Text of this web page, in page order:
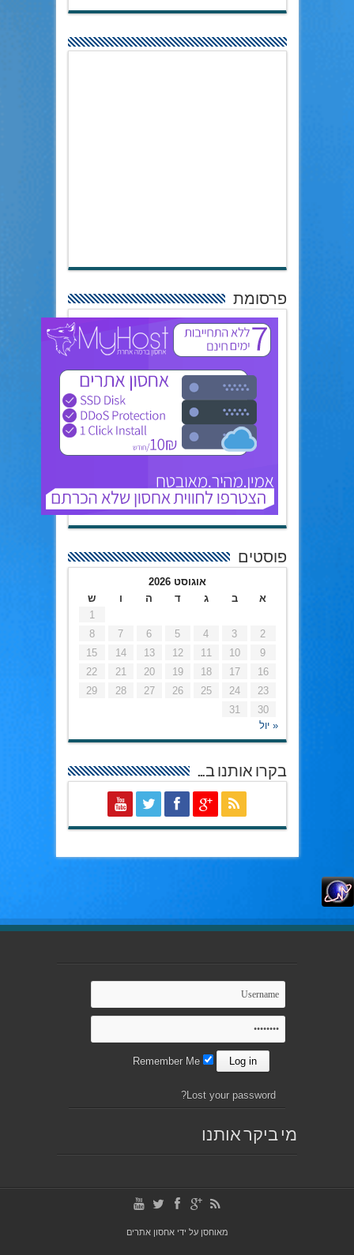
פרסומת
פוסטים
אוגוסט 2026
א
ב ג ד ה ו
ש
1
2
3
4
5
6
7
8
9
10
11
12
13
14
15
16
17
18
19
20
21
22
23
24
25
26
27
28
29
30
31
« יול
בקרו אותנו ב…
Lost your password?
מי ביקר אותנו
מאוחסן על ידיאחסון אתרים